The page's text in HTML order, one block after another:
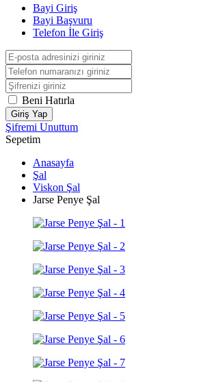
Bayi Giriş
Bayi Başvuru
Telefon İle Giriş
Beni Hatırla
Giriş Yap
Şifremi Unuttum
Sepetim
Anasayfa
Şal
Viskon Şal
Jarse Penye Şal